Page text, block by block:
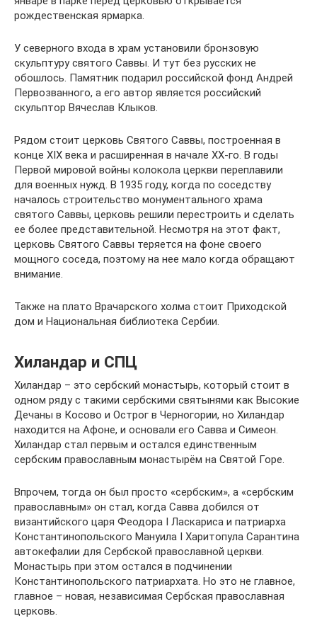
рождественская ярмарка.
У северного входа в храм установили бронзовую
скульптуру святого Саввы. И тут без русских не
обошлось. Памятник подарил российской фонд Андрей
Первозванного, а его автор является российский
скульптор Вячеслав Клыков.
Рядом стоит церковь Святого Саввы, построенная в
конце XIX века и расширенная в начале XX-го. В годы
Первой мировой войны колокола церкви переплавили
для военных нужд. В 1935 году, когда по соседству
началось строительство монументального храма
святого Саввы, церковь решили перестроить и сделать
ее более представительной. Несмотря на этот факт,
церковь Святого Саввы теряется на фоне своего
мощного соседа, поэтому на нее мало когда обращают
внимание.
Также на плато Врачарского холма стоит Приходской
дом и Национальная библиотека Сербии.
Хиландар и СПЦ
Хиландар – это сербский монастырь, который стоит в
одном ряду с такими сербскими святынями как Высокие
Дечаны в Косово и Острог в Черногории, но Хиландар
находится на Афоне, и основали его Савва и Симеон.
Хиландар стал первым и остался единственным
сербским православным монастырём на Святой Горе.
Впрочем, тогда он был просто «сербским», а «сербским
православным» он стал, когда Савва добился от
византийского царя Феодора I Ласкариса и патриарха
Константинопольского Мануила I Харитопула Сарантина
автокефалии для Сербской православной церкви.
Монастырь при этом остался в подчинении
Константинопольского патриархата. Но это не главное,
главное – новая, независимая Сербская православная
церковь.